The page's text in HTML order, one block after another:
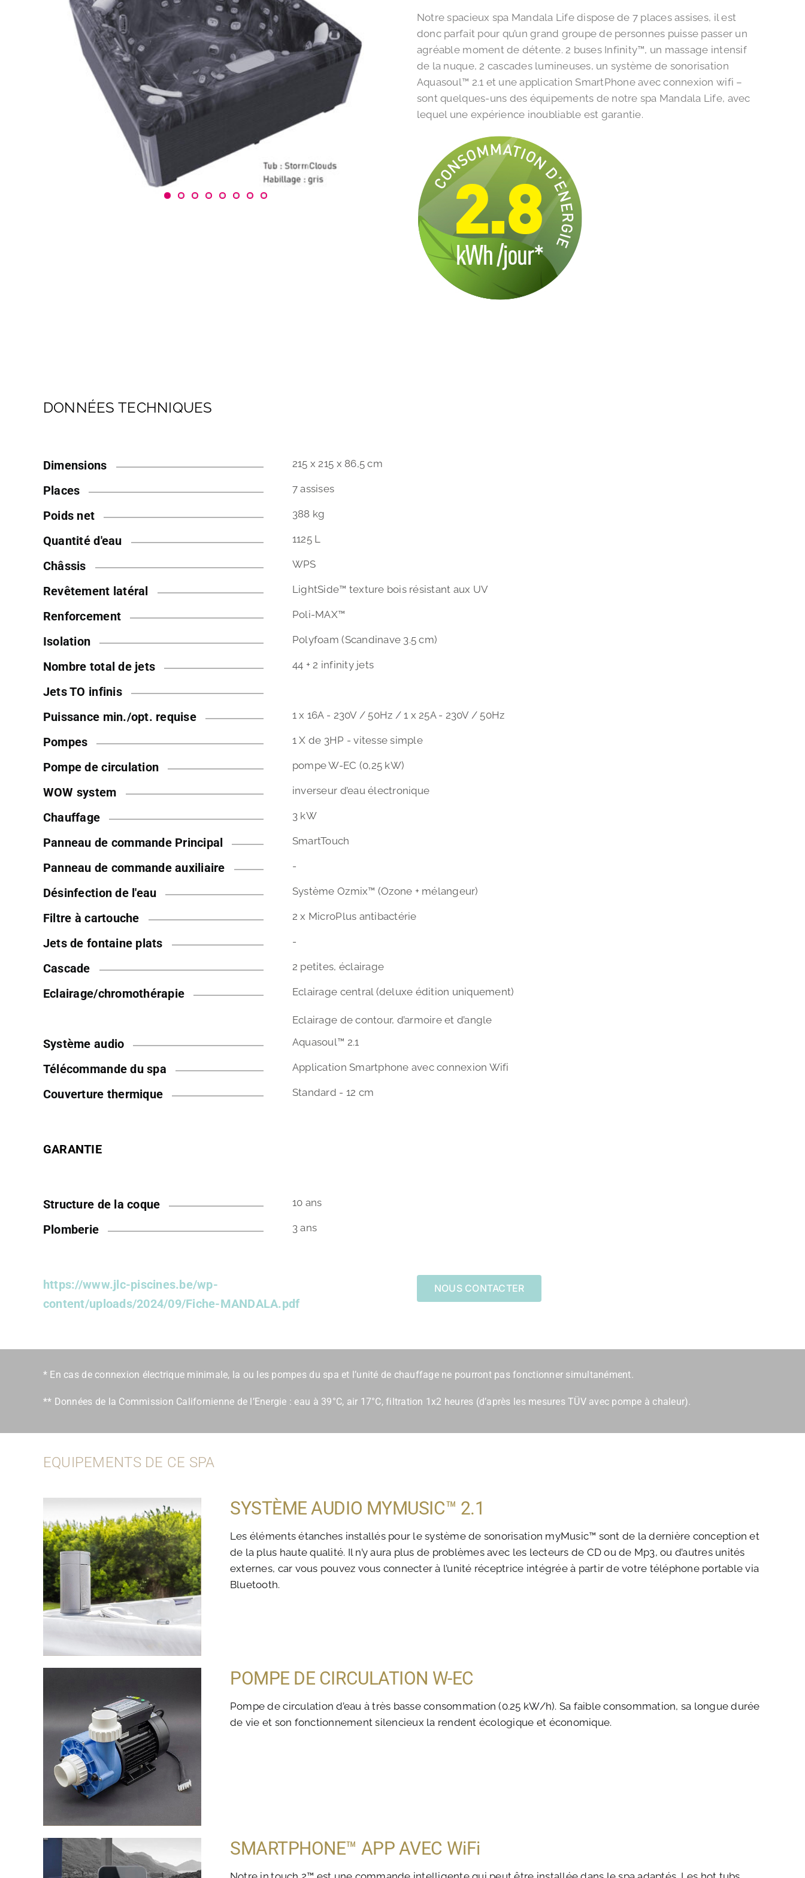
Notre spacieux spa Mandala Life dispose de 7 places assises, il est
donc parfait pour qu’un grand groupe de personnes puisse passer un
agréable moment de détente. 2 buses Infinity™, un massage intensif
de la nuque, 2 cascades lumineuses, un système de sonorisation
Aquasoul™ 2.1 et une application SmartPhone avec connexion wifi –
sont quelques-uns des équipements de notre spa Mandala Life, avec
lequel une expérience inoubliable est garantie.
DONNÉES TECHNIQUES
Dimensions 215 x 215 x 86,5 cm
Places 7 assises
Poids net 388 kg
Quantité d'eau 1125 L
Châssis WPS
Revêtement latéral LightSide™ texture bois résistant aux UV
Renforcement Poli-MAX™
Isolation Polyfoam (Scandinave 3.5 cm)
Nombre total de jets 44 + 2 infinity jets
Jets TO infinis
Puissance min./opt. requise
1 x 16A - 230V / 50Hz / 1 x 25A - 230V / 50Hz
Pompes 1 X de 3HP - vitesse simple
Pompe de circulation pompe W-EC (0,25 kW)
WOW system inverseur d’eau électronique
Chauffage 3 kW
Panneau de commande Principal SmartTouch
Panneau de commande auxiliaire -
Désinfection de l'eau Système Ozmix™ (Ozone + mélangeur)
Filtre à cartouche 2 x MicroPlus antibactérie
Jets de fontaine plats -
Cascade 2 petites, éclairage
Eclairage/chromothérapie Eclairage central (deluxe édition uniquement)
Eclairage de contour, d’armoire et d’angle
Système audio Aquasoul™ 2.1
Télécommande du spa Application Smartphone avec connexion Wifi
Couverture thermique Standard - 12 cm
GARANTIE
Structure de la coque 10 ans
Plomberie 3 ans
https://www.jlc-piscines.be/wp-
content/uploads/2024/09/Fiche-MANDALA.pdf
NOUS CONTACTER
* En cas de connexion électrique minimale, la ou les pompes du spa et l’unité de chauffage ne pourront pas fonctionner simultanément.
** Données de la Commission Californienne de l’Energie : eau à 39°C, air 17°C, filtration 1x2 heures (d’après les mesures TÜV avec pompe à chaleur).
EQUIPEMENTS DE CE SPA
SYSTÈME AUDIO MYMUSIC™ 2.1
Les éléments étanches installés pour le système de sonorisation myMusic™ sont de la dernière conception et
de la plus haute qualité. Il n’y aura plus de problèmes avec les lecteurs de CD ou de Mp3, ou d’autres unités
externes, car vous pouvez vous connecter à l’unité réceptrice intégrée à partir de votre téléphone portable via
Bluetooth.
POMPE DE CIRCULATION W-EC
Pompe de circulation d’eau à très basse consommation (0.25 kW/h). Sa faible consommation, sa longue durée
de vie et son fonctionnement silencieux la rendent écologique et économique.
SMARTPHONE™ APP AVEC WiFi